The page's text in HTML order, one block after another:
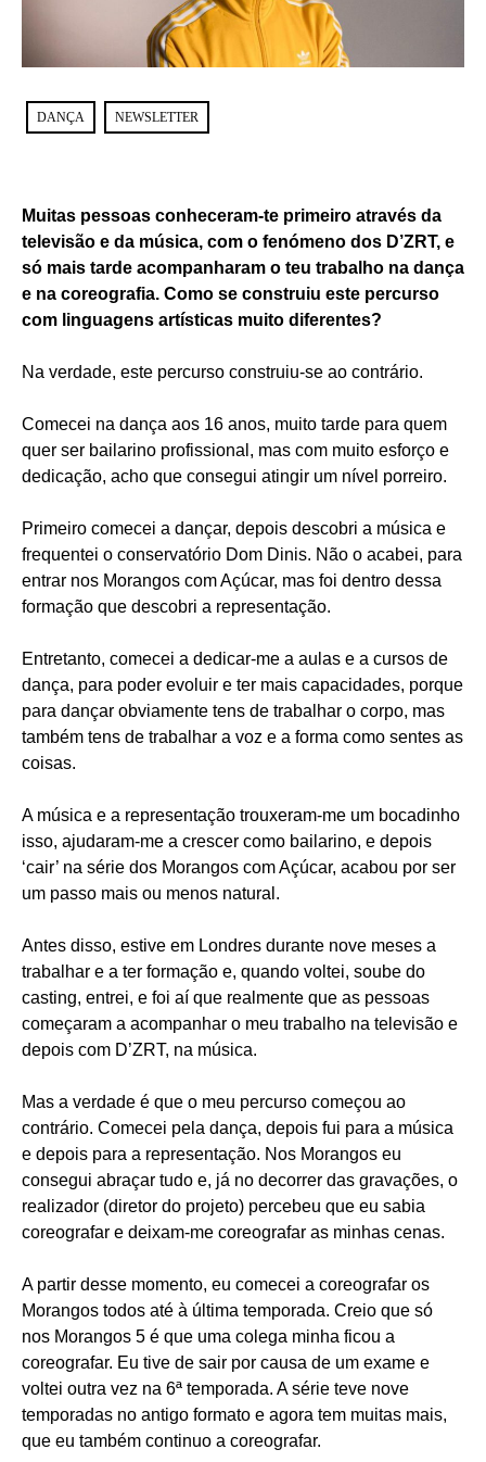
DANÇA NEWSLETTER
Muitas pessoas conheceram-te primeiro através da
televisão e da música, com o fenómeno dos D’ZRT, e
só mais tarde acompanharam o teu trabalho na dança
e na coreografia. Como se construiu este percurso
com linguagens artísticas muito diferentes?
Na verdade, este percurso construiu-se ao contrário.
Comecei na dança aos 16 anos, muito tarde para quem
quer ser bailarino profissional, mas com muito esforço e
dedicação, acho que consegui atingir um nível porreiro.
Primeiro comecei a dançar, depois descobri a música e
frequentei o conservatório Dom Dinis. Não o acabei, para
entrar nos Morangos com Açúcar, mas foi dentro dessa
formação que descobri a representação.
Entretanto, comecei a dedicar-me a aulas e a cursos de
dança, para poder evoluir e ter mais capacidades, porque
para dançar obviamente tens de trabalhar o corpo, mas
também tens de trabalhar a voz e a forma como sentes as
coisas.
A música e a representação trouxeram-me um bocadinho
isso, ajudaram-me a crescer como bailarino, e depois
‘cair’ na série dos Morangos com Açúcar, acabou por ser
um passo mais ou menos natural.
Antes disso, estive em Londres durante nove meses a
trabalhar e a ter formação e, quando voltei, soube do
casting, entrei, e foi aí que realmente que as pessoas
começaram a acompanhar o meu trabalho na televisão e
depois com D’ZRT, na música.
Mas a verdade é que o meu percurso começou ao
contrário. Comecei pela dança, depois fui para a música
e depois para a representação. Nos Morangos eu
consegui abraçar tudo e, já no decorrer das gravações, o
realizador (diretor do projeto) percebeu que eu sabia
coreografar e deixam-me coreografar as minhas cenas.
A partir desse momento, eu comecei a coreografar os
Morangos todos até à última temporada. Creio que só
nos Morangos 5 é que uma colega minha ficou a
coreografar. Eu tive de sair por causa de um exame e
voltei outra vez na 6ª temporada. A série teve nove
temporadas no antigo formato e agora tem muitas mais,
que eu também continuo a coreografar.